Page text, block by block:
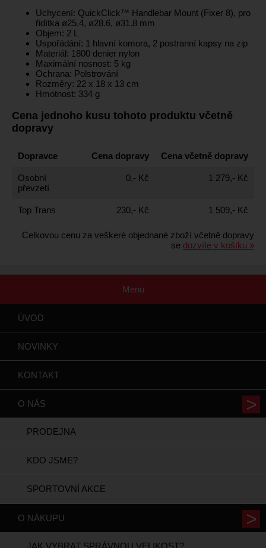
Uchycení: QuickClick™ Handlebar Mount (Fixer 8), pro
řidítka ø25.4, ø28.6, ø31.8 mm
Objem: 2 L
Uspořádání: 1 hlavní komora, 2 postranní kapsy na zip
Materiál: 1800 denier nylon
Maximální nosnost: 5 kg
Ochrana: Polstrování
Rozměry: 22 x 18 x 13 cm
Hmotnost: 334 g
Cena jednoho kusu tohoto produktu včetně
dopravy
Dopravce Cena dopravy Cena včetně dopravy
Osobní
převzetí
0,- Kč 1 279,- Kč
Top Trans 230,- Kč 1 509,- Kč
Celkovou cenu za veškeré objednané zboží včetně dopravy
se dozvíte v košíku »
Menu
ÚVOD
NOVINKY
KONTAKT
O NÁS
PRODEJNA
KDO JSME?
SPORTOVNÍ AKCE
O NÁKUPU